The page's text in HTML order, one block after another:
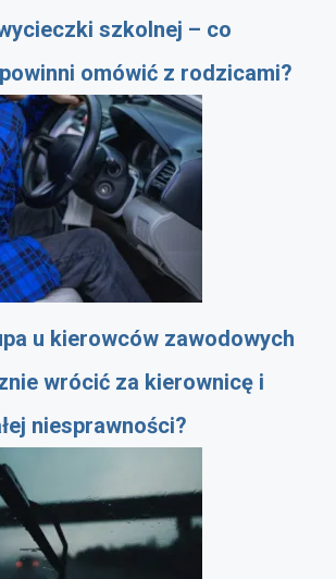
szkolnej – co
omówić z rodzicami?
u kierowców zawodowych
wrócić za kierownicę i
niesprawności?